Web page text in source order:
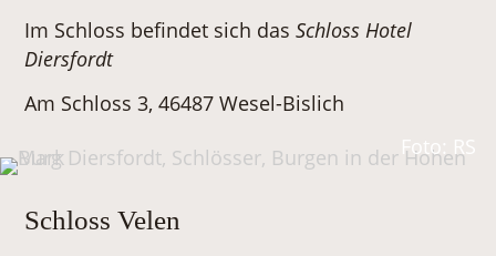
Im Schloss befindet sich dasSchloss Hotel
Diersfordt
Am Schloss 3, 46487 Wesel-Bislich
Foto: RS
Schloss Velen